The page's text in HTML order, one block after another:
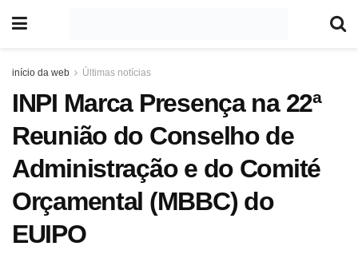
início da web Últimas notícias
INPI Marca Presença na 22ª
Reunião do Conselho de
Administração e do Comité
Orçamental (MBBC) do
EUIPO